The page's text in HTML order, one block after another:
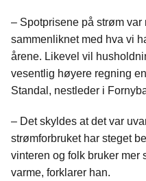
– Spotprisene på strøm var
sammenliknet med hva vi
årene. Likevel vil
vesentlig høyere regning
Standal, nestleder i
– Det skyldes at det var
strømforbruket har steget
vinteren og folk bruker mer
varme, forklarer han.